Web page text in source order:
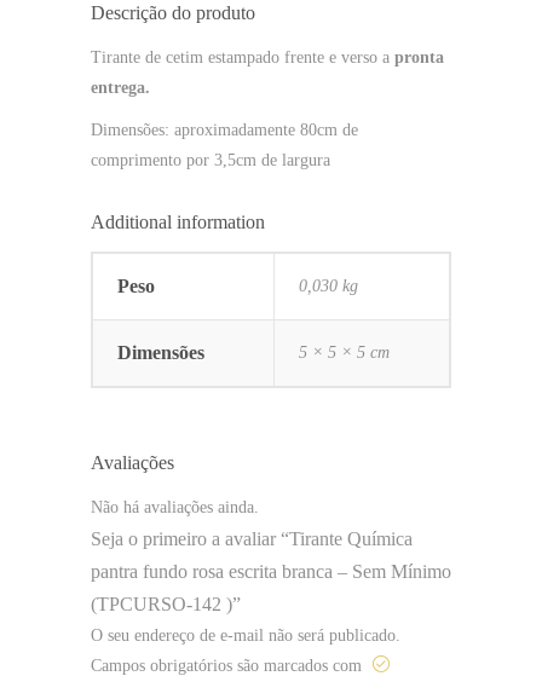
Descrição do produto
Tirante de cetim estampado frente e verso a pronta
entrega.
Dimensões: aproximadamente 80cm de
comprimento por 3,5cm de largura
Additional information
Peso 0,030 kg
Dimensões 5 × 5 × 5 cm
Avaliações
Não há avaliações ainda.
Seja o primeiro a avaliar “Tirante Química
pantra fundo rosa escrita branca – Sem Mínimo
(TPCURSO-142 )”
O seu endereço de e-mail não será publicado.
Campos obrigatórios são marcados com